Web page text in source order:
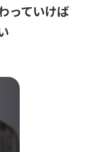
っていけば